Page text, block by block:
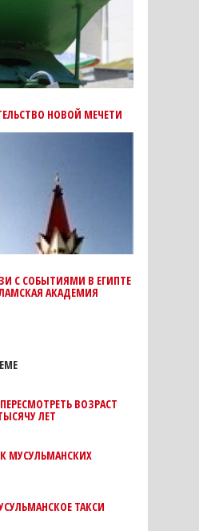
НОВОЙ МЕЧЕТИ
С СОБЫТИЯМИ В ЕГИПТЕ
АКАДЕМИЯ
ВОЗРАСТ
ЛЕТ
МУСУЛЬМАНСКИХ
ТАКСИ